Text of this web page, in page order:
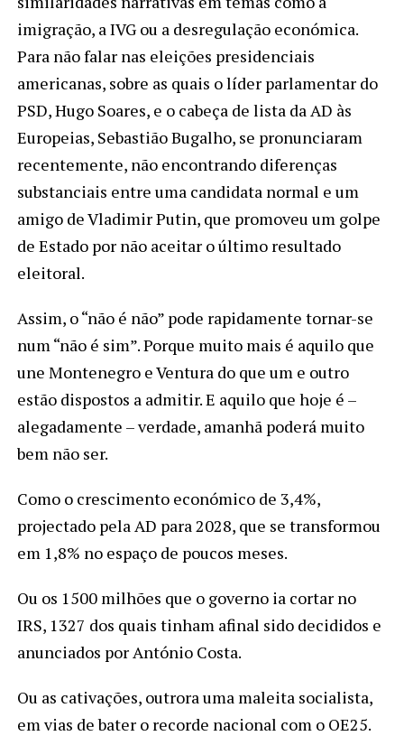
imigração, a IVG ou a desregulação económica.
Para não falar nas eleições presidenciais
americanas, sobre as quais o líder parlamentar do
PSD, Hugo Soares, e o cabeça de lista da AD às
Europeias, Sebastião Bugalho, se pronunciaram
recentemente, não encontrando diferenças
substanciais entre uma candidata normal e um
amigo de Vladimir Putin, que promoveu um golpe
de Estado por não aceitar o último resultado
eleitoral.
Assim, o “não é não” pode rapidamente tornar-se
num “não é sim”. Porque muito mais é aquilo que
une Montenegro e Ventura do que um e outro
estão dispostos a admitir. E aquilo que hoje é –
alegadamente – verdade, amanhã poderá muito
bem não ser.
Como o crescimento económico de 3,4%,
projectado pela AD para 2028, que se transformou
em 1,8% no espaço de poucos meses.
Ou os 1500 milhões que o governo ia cortar no
IRS, 1327 dos quais tinham afinal sido decididos e
anunciados por António Costa.
Ou as cativações, outrora uma maleita socialista,
em vias de bater o recorde nacional com o OE25.